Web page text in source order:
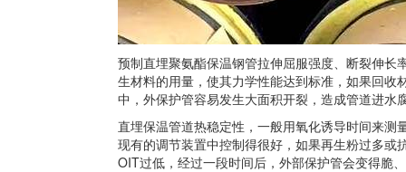
预制直埋聚氨酯保温钢管拉伸屈服强度、断裂伸
生材料的用量，使其力学性能达到标准，如果回
中，外保护管容易发生大面积开裂，造成管道进水
直埋保温管道热稳定性，一般用氧化诱导时间来
现有的调节装置中控制得很好，如果再生粉过多
OIT过低，经过一段时间后，外部保护管会变得脆